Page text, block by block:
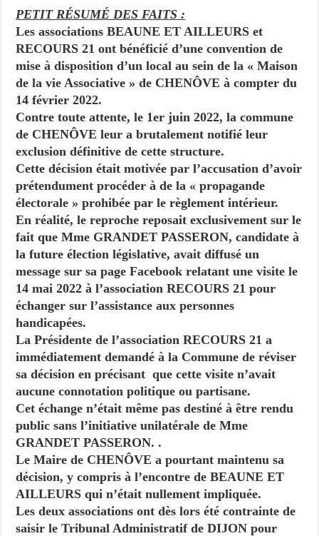
PETIT RÉSUMÉ DES FAITS :
Les associations BEAUNE ET AILLEURS et
RECOURS 21 ont bénéficié d’une convention de
mise à disposition d’un local au sein de la «Maison
de la vie Associative » de CHENÔVE à compter du
14 février 2022.
Contre toute attente, le 1er juin 2022, la commune
de CHENÔVE leur a brutalement notifié leur
exclusion définitive de cette structure.
Cette décision était motivée par l’accusation d’avoir
prétendument procéder à de la « propagande
électorale » prohibée par le règlement intérieur.
En réalité, le reproche reposait exclusivement sur le
fait que Mme GRANDET PASSERON, candidate à
la future élection législative, avait diffusé un
message sur sa page Facebook relatant une visite le
14 mai 2022 à l’association RECOURS 21 pour
échanger sur l’assistance aux personnes
handicapées.
La Présidente de l’association RECOURS 21 a
immédiatement demandé à la Commune de réviser
sa décision en précisant que cette visite n’avait
aucune connotation politique ou partisane.
Cet échange n’était même pas destiné à être rendu
public sans l’initiative unilatérale de Mme
GRANDET PASSERON. .
Le Maire de CHENÔVE a pourtant maintenu sa
décision, y compris à l’encontre de BEAUNE ET
AILLEURS qui n’était nullement impliquée.
Les deux associations ont dès lors été contrainte de
saisir le Tribunal Administratif de DIJON pour